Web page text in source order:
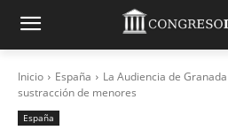
Inicio España
La Audiencia de
sustracción de menores
España